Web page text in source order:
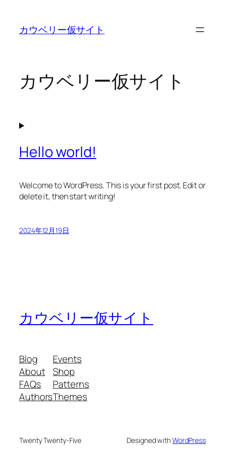
カウベリー仮サイト
カウベリー仮サイト
Hello world!
Welcome to WordPress. This is your first post. Edit or
delete it, then start writing!
2024年12月19日
カウベリー仮サイト
Blog
About
FAQs
Authors
Events
Shop
Patterns
Themes
Twenty Twenty-Five Designed withWordPress